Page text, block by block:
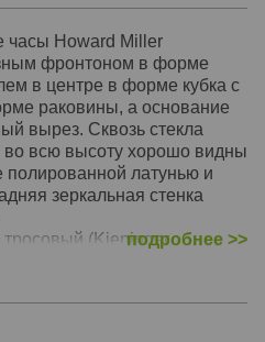
, Бим-Бом
часы Howard Miller
фронтоном в форме
в центре в форме кубка с
раковины, а основание
вырез. Сквозь стекла
во всю высоту хорошо видны
полированной латунью и
зеркальная стенка
(Kieninger,
(Windsor Cherry)
, Бим-Бом
подробнее >>